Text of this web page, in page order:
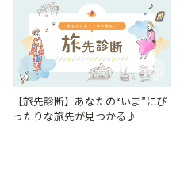
【旅先診断】あなたの“いま”にぴ
ったりな旅先が見つかる♪